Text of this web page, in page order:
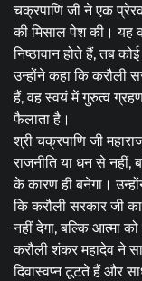
चक्रपाणि जी ने एक
की मिसाल पेश की। यह
निष्ठावान होते हैं, तब
उन्होंने कहा कि करौली
हैं, वह स्वयं में गुरुत्व
फैलाता है।
श्री चक्रपाणि जी
राजनीति या धन से
के कारण ही बनेगा।
कि करौली सरकार जी
नहीं देगा, बल्कि आत्मा
करौली शंकर महादेव ने
दिवास्वप्न टूटते हैं और